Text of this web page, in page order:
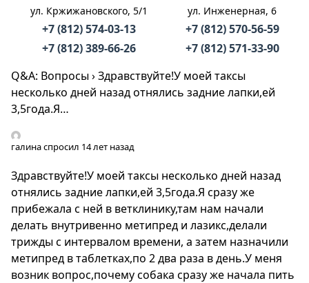
ул. Кржижановского, 5/1
+7 (812) 574-03-13
+7 (812) 389-66-26
ул. Инженерная, 6
+7 (812) 570-56-59
+7 (812) 571-33-90
Q&A: Вопросы›Здравствуйте!У моей таксы
несколько дней назад отнялись задние лапки,ей
3,5года.Я…
галинаспросил 14 лет назад
Здравствуйте!У моей таксы несколько дней назад
отнялись задние лапки,ей 3,5года.Я сразу же
прибежала с ней в ветклинику,там нам начали
делать внутривенно метипред и лазикс,делали
трижды с интервалом времени, а затем назначили
метипред в таблетках,по 2 два раза в день.У меня
возник вопрос,почему собака сразу же начала пить